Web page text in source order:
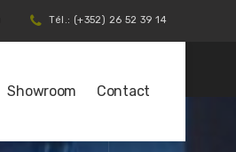
Tél.: (+352) 26 52 39 14
Showroom Contact